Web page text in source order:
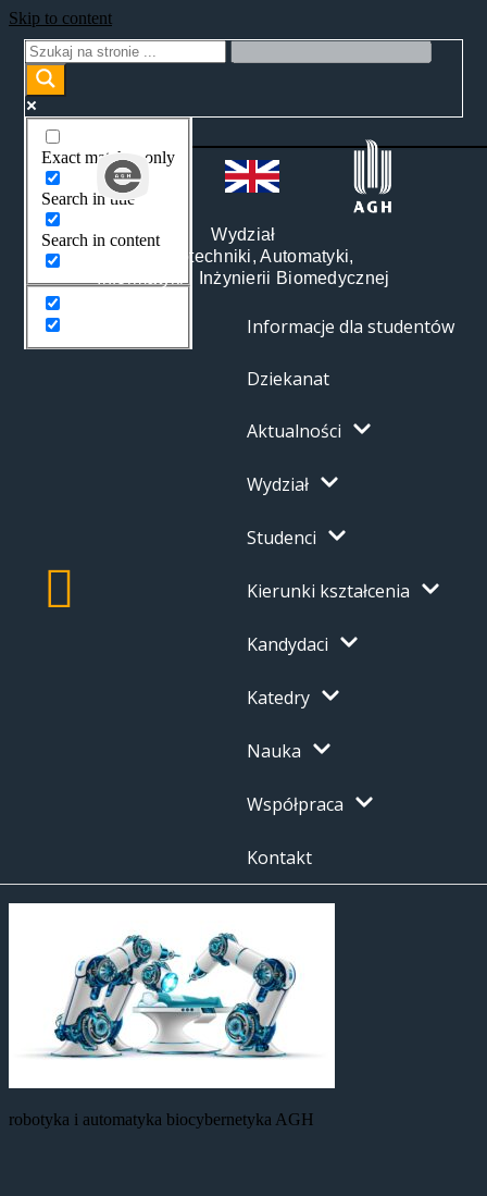
Skip to content
Exact matches only
Search in title
Search in content
Wydział
Elektrotechniki, Automatyki,
Informatyki i Inżynierii Biomedycznej
Informacje dla studentów
Dziekanat
Aktualności
Wydział
Studenci
Kierunki kształcenia
Kandydaci
Katedry
Nauka
Współpraca
Kontakt
robotyka i automatyka biocybernetyka AGH